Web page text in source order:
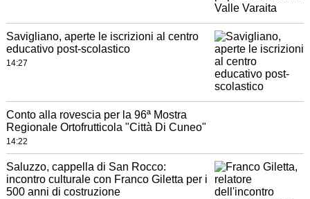
Savigliano, aperte le iscrizioni al centro
educativo post-scolastico
14:27
Conto alla rovescia per la 96ª Mostra
Regionale Ortofrutticola "Città Di Cuneo"
14:22
Saluzzo, cappella di San Rocco:
incontro culturale con Franco Giletta per i
500 anni di costruzione